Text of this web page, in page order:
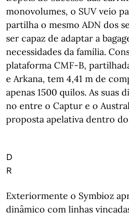
monovolumes, o SUV veio
partilha o mesmo ADN dos
ser capaz de adaptar a
necessidades da família.
plataforma CMF-B,
e Arkana, tem 4,41 m de
apenas 1500 quilos. As suas
no entre o Captur e o
proposta apelativa dentro
D
R
Exteriormente o Symbioz
dinâmico com linhas